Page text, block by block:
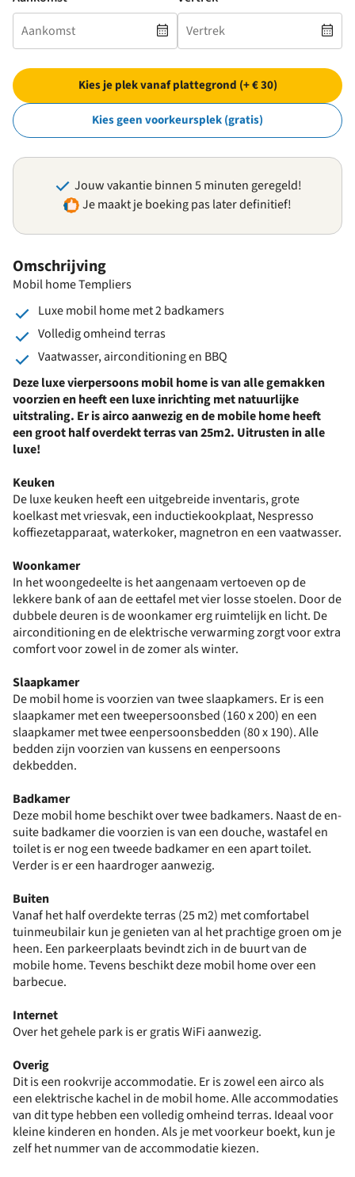
Omschrijving
Mobil home Templiers
Luxe mobil home met 2 badkamers
Volledig omheind terras
Vaatwasser, airconditioning en BBQ
Deze luxe vierpersoons mobil home is van alle gemakken
voorzien en heeft een luxe inrichting met natuurlijke
uitstraling. Er is airco aanwezig en de mobile home heeft
een groot half overdekt terras van 25m2. Uitrusten in alle
luxe!
Keuken
De luxe keuken heeft een uitgebreide inventaris, grote
koelkast met vriesvak, een inductiekookplaat, Nespresso
koffiezetapparaat, waterkoker, magnetron en een vaatwasser.
Woonkamer
In het woongedeelte is het aangenaam vertoeven op de
lekkere bank of aan de eettafel met vier losse stoelen. Door de
dubbele deuren is de woonkamer erg ruimtelijk en licht. De
airconditioning en de elektrische verwarming zorgt voor extra
comfort voor zowel in de zomer als winter.
Slaapkamer
De mobil home is voorzien van twee slaapkamers. Er is een
slaapkamer met een tweepersoonsbed (160 x 200) en een
slaapkamer met twee eenpersoonsbedden (80 x 190). Alle
bedden zijn voorzien van kussens en eenpersoons
dekbedden.
Badkamer
Deze mobil home beschikt over twee badkamers. Naast de en-
suite badkamer die voorzien is van een douche, wastafel en
toilet is er nog een tweede badkamer en een apart toilet.
Verder is er een haardroger aanwezig.
Buiten
Vanaf het half overdekte terras (25 m2) met comfortabel
tuinmeubilair kun je genieten van al het prachtige groen om je
heen. Een parkeerplaats bevindt zich in de buurt van de
mobile home. Tevens beschikt deze mobil home over een
barbecue.
Internet
Over het gehele park is er gratis WiFi aanwezig.
Overig
Dit is een rookvrije accommodatie. Er is zowel een airco als
een elektrische kachel in de mobil home. Alle accommodaties
van dit type hebben een volledig omheind terras. Ideaal voor
kleine kinderen en honden. Als je met voorkeur boekt, kun je
zelf het nummer van de accommodatie kiezen.
Kies je plek vanaf plattegrond (+ € 30)
Kies geen voorkeursplek (gratis)
Jouw vakantie binnen 5 minuten geregeld!
Je maakt je boeking pas later definitief!